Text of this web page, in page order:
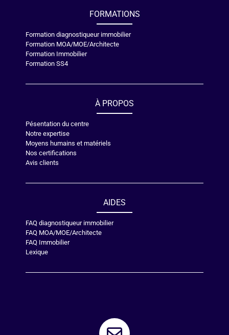
FORMATIONS
Formation diagnostiqueur immobilier
Formation MOA/MOE/Architecte
Formation Immobilier
Formation SS4
À PROPOS
Pésentation du centre
Notre expertise
Moyens humains et matériels
Nos certifications
Avis clients
AIDES
FAQ diagnostiqueur immobilier
FAQ MOA/MOE/Architecte
FAQ Immobilier
Lexique